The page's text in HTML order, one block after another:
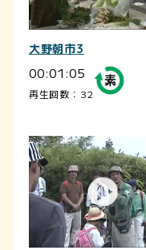
大野朝市3
00:01:05
再生回数：32